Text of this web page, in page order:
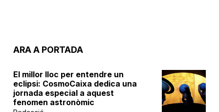
ARA A PORTADA
El millor lloc per entendre un
eclipsi: CosmoCaixa dedica una
jornada especial a aquest
fenomen astronòmic